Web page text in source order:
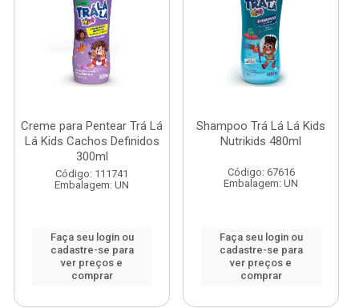
Creme para Pentear Trá Lá
Lá Kids Cachos Definidos
300ml
Código: 111741
Embalagem: UN
Faça seu login ou
cadastre-se para
ver preços e
comprar
Shampoo Trá Lá Lá Kids
Nutrikids 480ml
Código: 67616
Embalagem: UN
Faça seu login ou
cadastre-se para
ver preços e
comprar